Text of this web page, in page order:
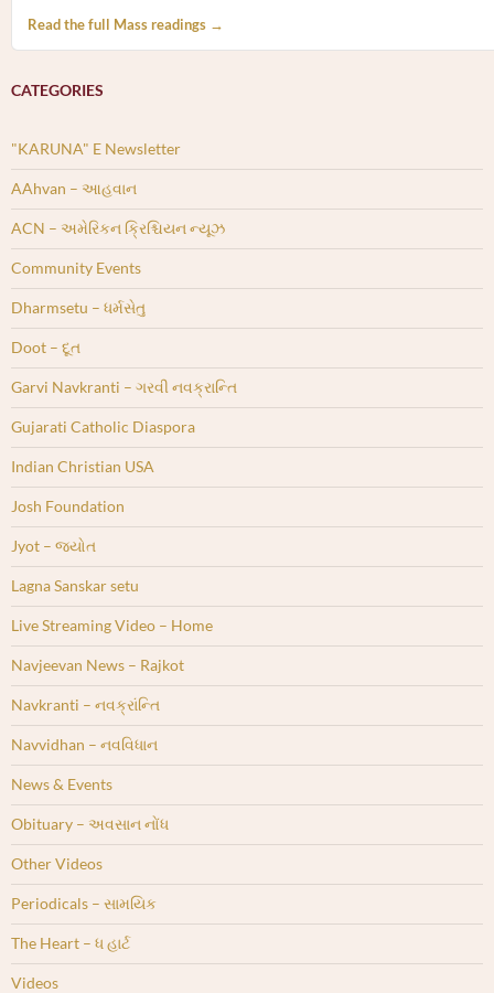
Read the full Mass readings →
CATEGORIES
"KARUNA" E Newsletter
AAhvan – આહવાન
ACN – અમેરિકન ક્રિશ્ચિયન ન્યૂઝ
Community Events
Dharmsetu – ધર્મસેતુ
Doot – દૂત
Garvi Navkranti – ગરવી નવક્રાન્તિ
Gujarati Catholic Diaspora
Indian Christian USA
Josh Foundation
Jyot – જ્યોત
Lagna Sanskar setu
Live Streaming Video – Home
Navjeevan News – Rajkot
Navkranti – નવક્રાંન્તિ
Navvidhan – નવવિધાન
News & Events
Obituary – અવસાન નોંધ
Other Videos
Periodicals – સામયિક
The Heart – ધ હાર્ટ
Videos